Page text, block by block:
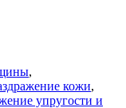
,
кожи,
упругости и